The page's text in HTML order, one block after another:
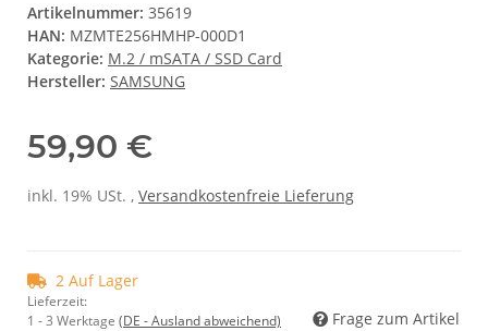
Artikelnummer: 35619
HAN: MZMTE256HMHP-000D1
Kategorie: M.2 / mSATA / SSD Card
Hersteller: SAMSUNG
59,90 €
inkl. 19% USt. , Versandkostenfreie Lieferung
2 Auf Lager
Lieferzeit:
1 - 3 Werktage (DE - Ausland abweichend) Frage zum Artikel